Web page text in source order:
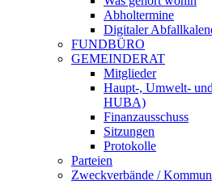
Abholtermine
Digitaler
FUNDBÜRO
GEMEINDERAT
Mitglieder
Haupt-, Umwelt-
HUBA)
Finanzausschuss
Sitzungen
Protokolle
Parteien
Zweckverbände /